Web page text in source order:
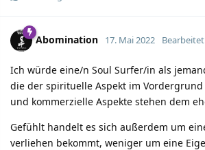
Abomination 17. Mai 2022 Bearbeitet
Ich würde eine/n Soul Surfer/in als
die der spirituelle Aspekt im
und kommerzielle Aspekte stehen dem
Gefühlt handelt es sich außerdem um
verliehen bekommt, weniger um eine